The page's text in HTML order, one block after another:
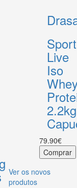
Sport
Live
Iso
2.2kg
79.90€
Ver os novos
produtos